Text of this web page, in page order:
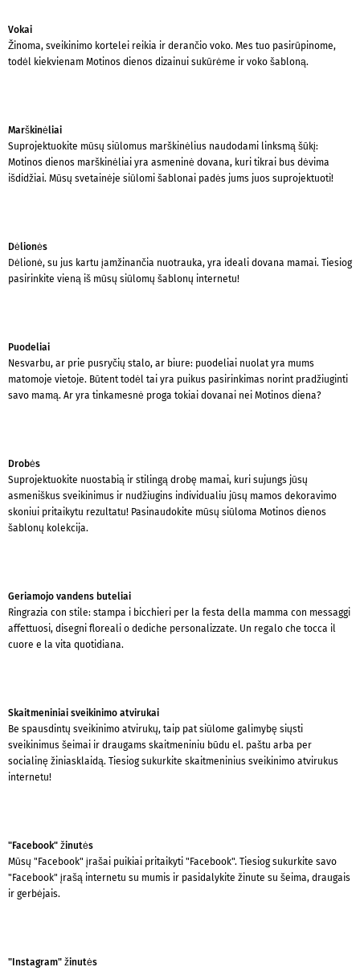
Vokai
Žinoma, sveikinimo kortelei reikia ir derančio voko. Mes tuo pasirūpinome,
todėl kiekvienam Motinos dienos dizainui sukūrėme ir voko šabloną.
Marškinėliai
Suprojektuokite mūsų siūlomus marškinėlius naudodami linksmą šūkį:
Motinos dienos marškinėliai yra asmeninė dovana, kuri tikrai bus dėvima
išdidžiai. Mūsų svetainėje siūlomi šablonai padės jums juos suprojektuoti!
Dėlionės
Dėlionė, su jus kartu įamžinančia nuotrauka, yra ideali dovana mamai. Tiesiog
pasirinkite vieną iš mūsų siūlomų šablonų internetu!
Puodeliai
Nesvarbu, ar prie pusryčių stalo, ar biure: puodeliai nuolat yra mums
matomoje vietoje. Būtent todėl tai yra puikus pasirinkimas norint pradžiuginti
savo mamą. Ar yra tinkamesnė proga tokiai dovanai nei Motinos diena?
Drobės
Suprojektuokite nuostabią ir stilingą drobę mamai, kuri sujungs jūsų
asmeniškus sveikinimus ir nudžiugins individualiu jūsų mamos dekoravimo
skoniui pritaikytu rezultatu! Pasinaudokite mūsų siūloma Motinos dienos
šablonų kolekcija.
Geriamojo vandens buteliai
Ringrazia con stile: stampa i bicchieri per la festa della mamma con messaggi
affettuosi, disegni floreali o dediche personalizzate. Un regalo che tocca il
cuore e la vita quotidiana.
Skaitmeniniai sveikinimo atvirukai
Be spausdintų sveikinimo atvirukų, taip pat siūlome galimybę siųsti
sveikinimus šeimai ir draugams skaitmeniniu būdu el. paštu arba per
socialinę žiniasklaidą. Tiesiog sukurkite skaitmeninius sveikinimo atvirukus
internetu!
"Facebook" žinutės
Mūsų "Facebook" įrašai puikiai pritaikyti "Facebook". Tiesiog sukurkite savo
"Facebook" įrašą internetu su mumis ir pasidalykite žinute su šeima, draugais
ir gerbėjais.
"Instagram" žinutės